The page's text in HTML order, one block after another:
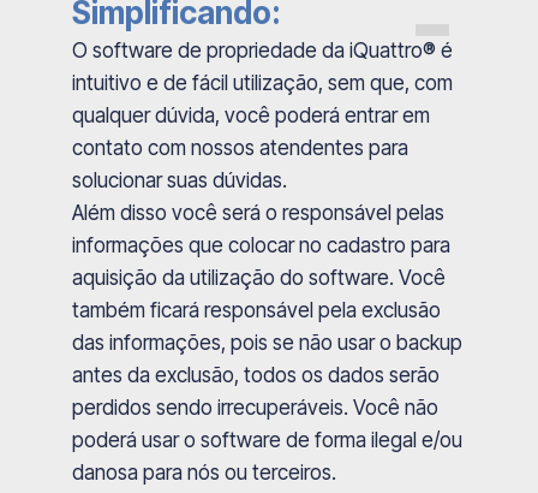
Simplificando:
O software de propriedade da iQuattro® é
intuitivo e de fácil utilização, sem que, com
qualquer dúvida, você poderá entrar em
contato com nossos atendentes para
solucionar suas dúvidas.
Além disso você será o responsável pelas
informações que colocar no cadastro para
aquisição da utilização do software. Você
também ficará responsável pela exclusão
das informações, pois se não usar o backup
antes da exclusão, todos os dados serão
perdidos sendo irrecuperáveis. Você não
poderá usar o software de forma ilegal e/ou
danosa para nós ou terceiros.